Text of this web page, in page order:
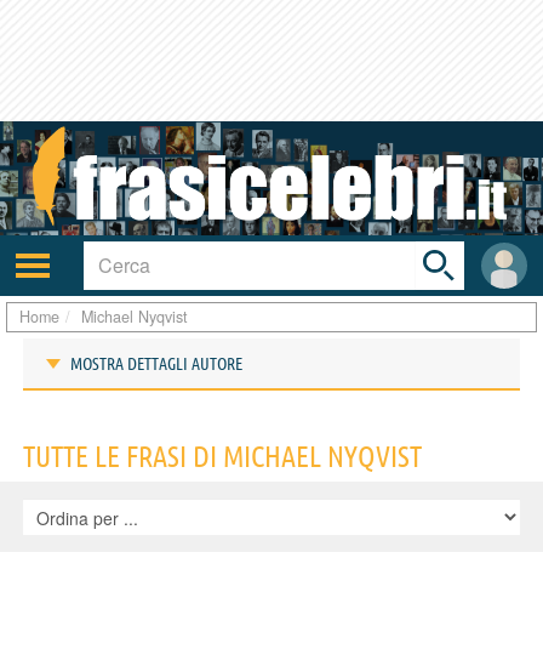
Attiva/disattiva
navigazione
User
area
Toggle
search
bar
Home Michael Nyqvist
MOSTRA DETTAGLI AUTORE
TUTTE LE FRASI DI MICHAEL NYQVIST